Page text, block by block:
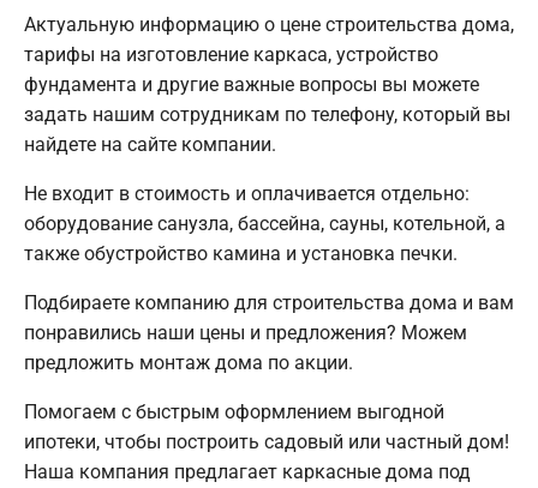
Актуальную информацию о цене строительства дома,
тарифы на изготовление каркаса, устройство
фундамента и другие важные вопросы вы можете
задать нашим сотрудникам по телефону, который вы
найдете на сайте компании.
Не входит в стоимость и оплачивается отдельно:
оборудование санузла, бассейна, сауны, котельной, а
также обустройство камина и установка печки.
Подбираете компанию для строительства дома и вам
понравились наши цены и предложения? Можем
предложить монтаж дома по акции.
Помогаем с быстрым оформлением выгодной
ипотеки, чтобы построить садовый или частный дом!
Наша компания предлагает каркасные дома под